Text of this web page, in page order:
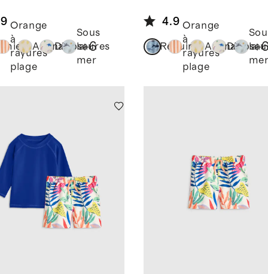
Orange
à
rayures
plage
AnanasDinosaures
Sous
la
mer
+6
4.9
Requins
Orange
à
rayures
plage
Ananas
la+